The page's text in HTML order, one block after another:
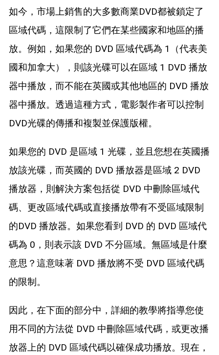
如今，市場上銷售的大多數商業DVD都被鎖定了
區域代碼，這限制了它們在某些國家和地區的播
放。例如，如果您的 DVD 區域代碼為 1（代表美
國和加拿大），則該光碟可以在區域 1 DVD 播放
器中播放，而不能在英國或其他地區的 DVD 播放
器中播放。透過這種方式，電影製作者可以控制
DVD光碟的傳播和複製並保護版權。
如果您的 DVD 是區域 1 光碟，並且您想在英國播
放該光碟，而英國的 DVD 播放器是區域 2 DVD
播放器，則解決方案包括從 DVD 中刪除區域代
碼、更改區域代碼或直接播放帶有不受區域限制
的DVD 播放器。如果您看到 DVD 的 DVD 區域代
碼為 0，則表示該 DVD 不分區域。無區域是什麼
意思？這意味著 DVD 播放將不受 DVD 區域代碼
的限制。
因此，在下面的部分中，詳細的教學將指導您使
用不同的方法從 DVD 中刪除區域代碼，或更改播
放器上的 DVD 區域代碼以確保成功播放。現在，